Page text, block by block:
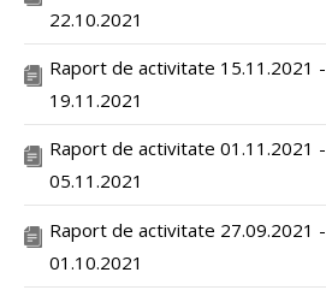
22.10.2021
Raport de activitate 15.11.2021 -
19.11.2021
Raport de activitate 01.11.2021 -
05.11.2021
Raport de activitate 27.09.2021 -
01.10.2021